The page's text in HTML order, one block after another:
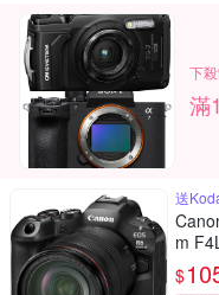
下
滿
送
m
$